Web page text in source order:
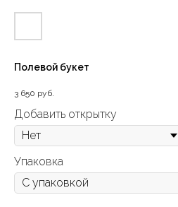
Полевой букет
3 650 руб.
Добавить открытку
Упаковка